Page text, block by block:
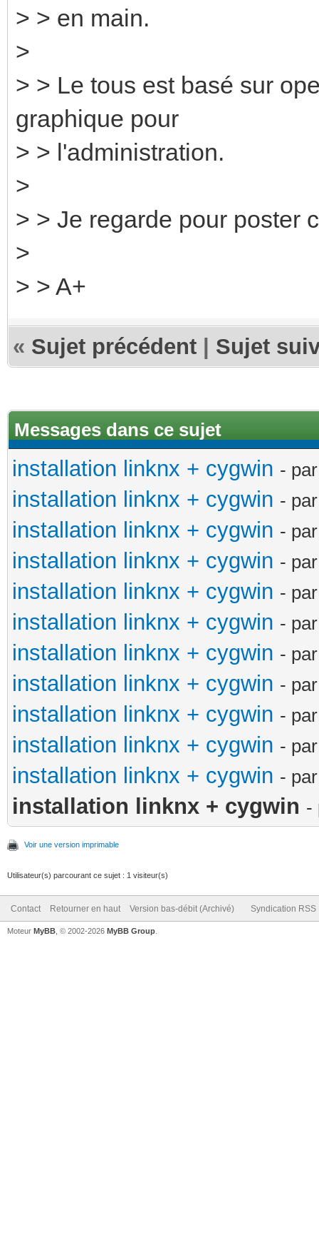
> > en main.
>
> > Le tous est basé sur
graphique pour
> > l'administration.
>
> > Je regarde pour poster
>
> > A+
« Sujet précédent Sujet
Messages dans ce sujet
installation linknx + cygwin -
installation linknx + cygwin -
installation linknx + cygwin -
installation linknx + cygwin -
installation linknx + cygwin -
installation linknx + cygwin -
installation linknx + cygwin -
installation linknx + cygwin -
installation linknx + cygwin -
installation linknx + cygwin -
installation linknx + cygwin -
installation linknx + cygwin -
Voir une version imprimable
Utilisateur(s) parcourant ce sujet : 1 visiteur(s)
Contact Retourner en haut Version bas-débit (Archivé) Syndication RSS
Moteur MyBB , © 2002-2026 MyBB Group